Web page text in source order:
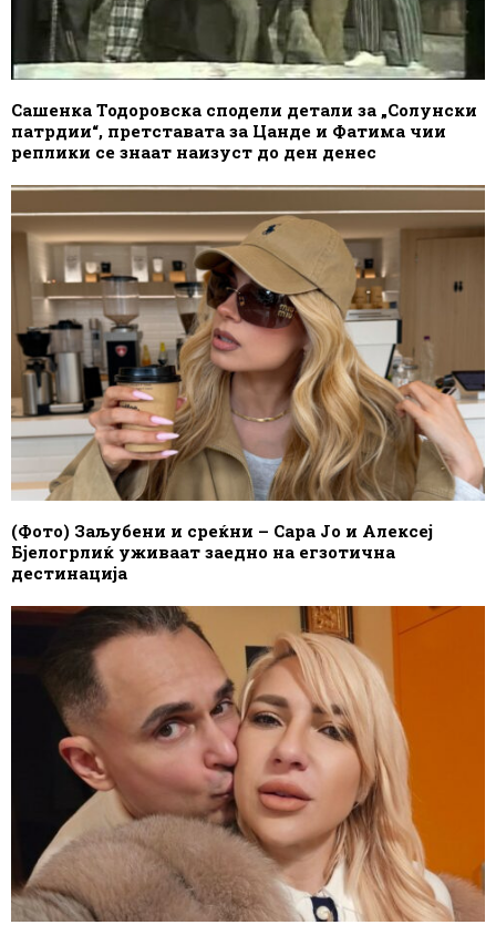
Сашенка Тодоровска сподели детали за „Солунски
патрдии“, претставата за Цанде и Фатима чии
реплики се знаат наизуст до ден денес
(Фото) Заљубени и среќни – Сара Јо и Алексеј
Бјелогрлиќ уживаат заедно на егзотична
дестинација